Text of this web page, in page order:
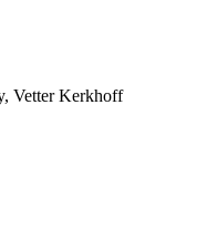
Vetter Kerkhoff